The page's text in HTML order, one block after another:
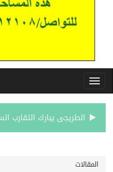
مشوار العمر يبدا من لبنان
المقالات